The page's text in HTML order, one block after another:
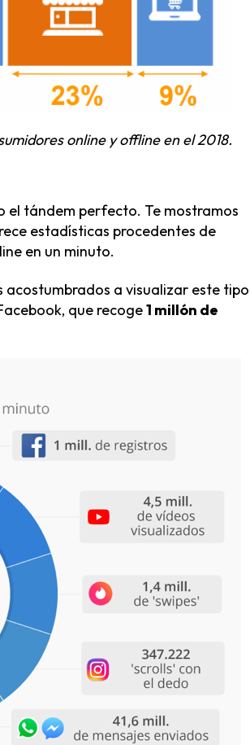
online y offline en el 2018.
el tándem perfecto. Te mostramos
estadísticas procedentes de
en un minuto.
a visualizar este tipo
que recoge1 millón de